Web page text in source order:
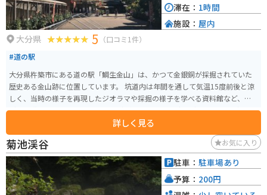
大分県 5 （口コミ1件）
#道の駅
大分県杵築市にある道の駅「鯛生金山」は、かつて金銀銅が採掘されていた
歴史ある金山跡に位置しています。 坑道内は年間を通して気温15度前後と涼
しく、当時の様子を再現したジオラマや採掘の様子を学べる資料館など、見
どころ満載です。 また、金探し体験ができる「金山砂金どり」は、子どもか
ら大人まで楽しめる人気のアクティビティです。 周辺には、食事処やお土産
店もあり、名物の「黄金うどん」や「しいたけソフト」などが味わえます。
バイクで訪れる場合は、山間部を通るため、カーブや勾配に注意が必要で
す。駐車場は広く、休憩場所としても最適です。
詳しく見る
滞在： 1時間
施設： 屋内
菊池渓谷 お気に入り
駐車： 駐車場あり
予算： 200円